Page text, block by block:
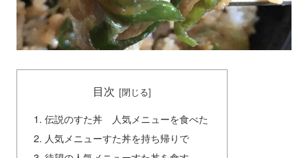
目次
伝説のすた丼 人気メニューを食べた
人気メニューすた丼を持ち帰りで